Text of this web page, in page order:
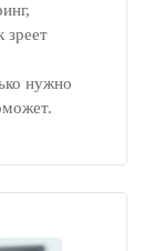
зреет
нужно